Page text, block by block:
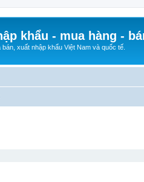
khẩu - mua hàng -
xuất nhập khẩu Việt Nam và quốc tế.